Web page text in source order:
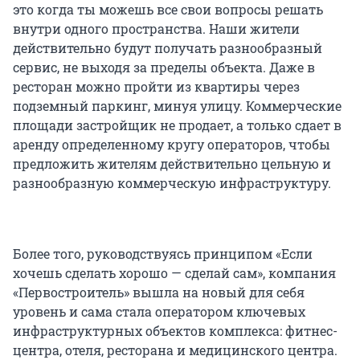
это когда ты можешь все свои вопросы решать
внутри одного пространства. Наши жители
действительно будут получать разнообразный
сервис, не выходя за пределы объекта. Даже в
ресторан можно пройти из квартиры через
подземный паркинг, минуя улицу. Коммерческие
площади застройщик не продает, а только сдает в
аренду определенному кругу операторов, чтобы
предложить жителям действительно цельную и
разнообразную коммерческую инфраструктуру.
Более того, руководствуясь принципом «Если
хочешь сделать хорошо — сделай сам», компания
«Первостроитель» вышла на новый для себя
уровень и сама стала оператором ключевых
инфраструктурных объектов комплекса: фитнес-
центра, отеля, ресторана и медицинского центра.